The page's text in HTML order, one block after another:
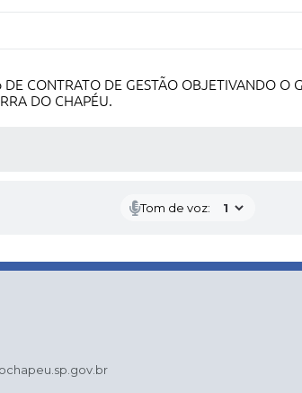
DE GESTÃO OBJETIVANDO O
DO CHAPÉU.
Tom de voz: